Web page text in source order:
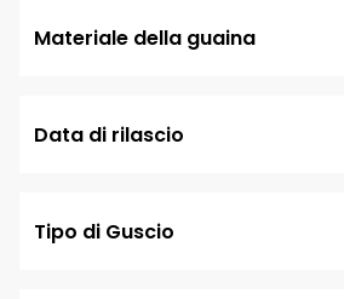
Materiale della guaina
Data di rilascio
Tipo di Guscio